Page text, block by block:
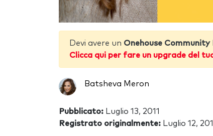
Devi avere un Onehouse Community
Clicca qui per fare un upgrade del
Batsheva Meron
Pubblicato: Luglio 13, 2011
Registrato originalmente: Luglio 12,